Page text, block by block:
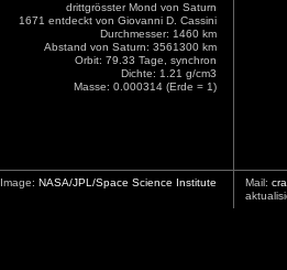
drittgrösster Mond von Saturn
1671 entdeckt von Giovanni D. Cassini
Durchmesser: 1460 km
Abstand von Saturn: 3561300 km
Orbit: 79.33 Tage, synchron
Dichte: 1.21 g/cm3
Masse: 0.000314 (Erde = 1)
Image: NASA/JPL/Space Science Institute Mail: